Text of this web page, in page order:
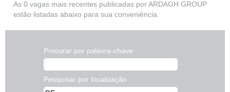
As 0 vagas mais recentes publicadas por ARDAGH GROUP
estão listadas abaixo para sua conveniência.
Procurar por palavra-chave
Pesquisar por localização